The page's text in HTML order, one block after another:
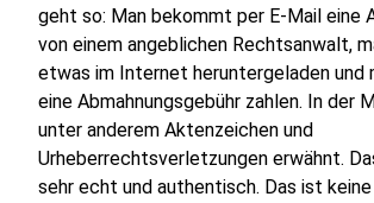
geht so: Man bekommt per E-Mail eine
von einem angeblichen Rechtsanwalt,
etwas im Internet heruntergeladen und
eine Abmahnungsgebühr zahlen. In der
unter anderem Aktenzeichen und
Urheberrechtsverletzungen erwähnt.
sehr echt und authentisch. Das ist